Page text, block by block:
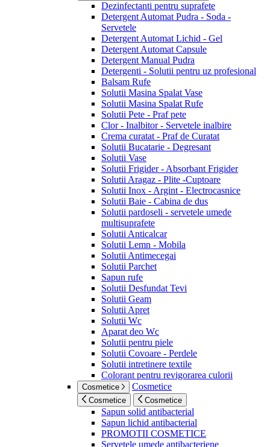
Dezinfectanti pentru suprafete
Detergent Automat Pudra - Soda -
Servetele
Detergent Automat Lichid - Gel
Detergent Automat Capsule
Detergent Manual Pudra
Detergenti - Solutii pentru uz profesional
Balsam Rufe
Solutii Masina Spalat Vase
Solutii Masina Spalat Rufe
Solutii Pete - Praf pete
Clor - Inalbitor - Servetele inalbire
Crema curatat - Praf de Curatat
Solutii Bucatarie - Degresant
Solutii Vase
Solutii Frigider - Absorbant Frigider
Solutii Aragaz - Plite -Cuptoare
Solutii Inox - Argint - Electrocasnice
Solutii Baie - Cabina de dus
Solutii pardoseli - servetele umede
multisuprafete
Solutii Anticalcar
Solutii Lemn - Mobila
Solutii Antimecegai
Solutii Parchet
Sapun rufe
Solutii Desfundat Tevi
Solutii Geam
Solutii Apret
Solutii Wc
Aparat deo Wc
Solutii pentru piele
Solutii Covoare - Perdele
Solutii intretinere textile
Colorant pentru revigorarea culorii
Cosmetice Cosmetice
Cosmetice Cosmetice
Sapun solid antibacterial
Sapun lichid antibacterial
PROMOTII COSMETICE
Servetele umede antibacteriene